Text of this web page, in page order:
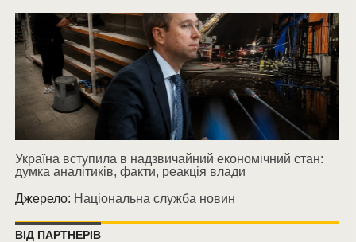
Україна вступила в надзвичайний економічний стан:
думка аналітиків, факти, реакція влади
Джерело: Національна служба новин
ВІД ПАРТНЕРІВ